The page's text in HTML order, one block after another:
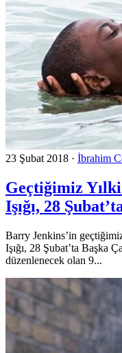
23 Şubat 2018 · İbrahim
Geçtiğimiz
Işığı, 28
Barry Jenkins’in
Işığı, 28 Şubat’ta Başka
düzenlenecek olan 9...